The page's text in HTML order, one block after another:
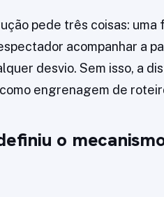
pede três coisas:
acompanhar a
desvio. Sem isso, a
engrenagem de
o